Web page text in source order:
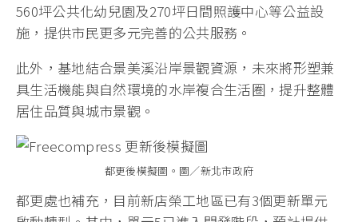
560坪公共化幼兒園及270坪日間照護中心等公益設
施，提供市民更多元完善的公共服務。
此外，基地結合景美溪沿岸景觀資源，未來將形塑兼
具生活機能與自然環境的水岸複合生活圈，提升整體
居住品質與城市景觀。
都更後模擬圖。圖／新北市政府
都更處也補充，目前新店榮工地區已有3個更新單元